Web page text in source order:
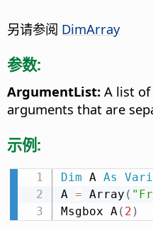
另请参阅 DimArray
参数:
ArgumentList: A list
arguments that are
示例:
Dim A As
A = Array (
Msgbox A( 2 )